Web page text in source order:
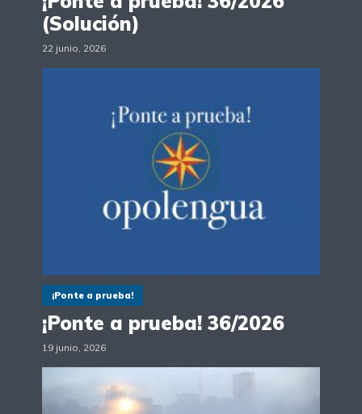
(Solución)
22 junio, 2026
¡Ponte a prueba!
¡Ponte a prueba! 36/2026
19 junio, 2026